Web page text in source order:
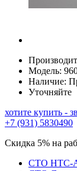
Модель:
Наличие:
Уточняйте
хотите купить -
+7 (931) 5830490
Скидка 5% на
СТО НТС-